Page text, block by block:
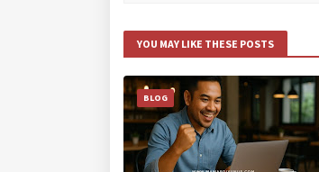
YOU MAY LIKE THESE POSTS
BLOG